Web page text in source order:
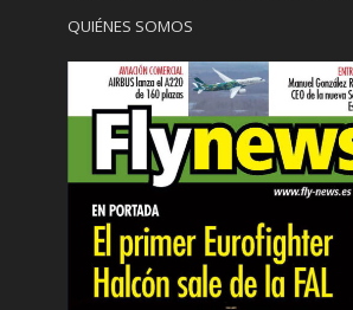
QUIÉNES SOMOS